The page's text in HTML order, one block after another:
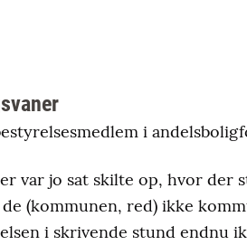
i
var jo sat skilte op, hvor der
(kommunen, red) ikke
i skrivende stund endnu